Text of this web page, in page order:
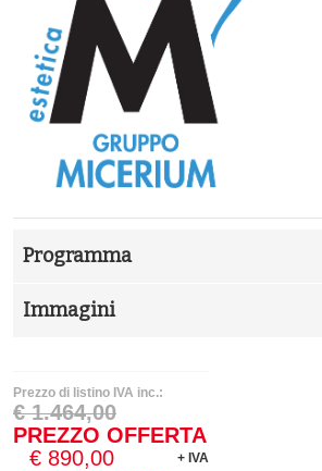
Programma
Immagini
Prezzo di listino IVA inc.:
€ 1.464,00
PREZZO OFFERTA
+ IVA
€ 890,00